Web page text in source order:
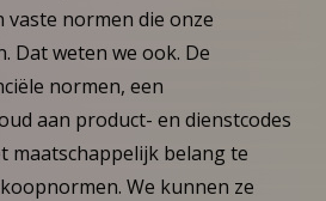
vaste normen die onze
Dat weten we ook. De
normen, een
aan product- en dienstcodes
maatschappelijk belang te
We kunnen ze